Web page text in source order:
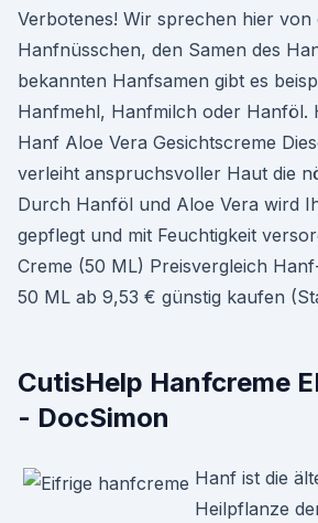
Verbotenes! Wir sprechen hier von
Hanfnüsschen, den Samen des
bekannten Hanfsamen gibt es
Hanfmehl, Hanfmilch oder Hanföl.
Hanf Aloe Vera Gesichtscreme
verleiht anspruchsvoller Haut die
Durch Hanföl und Aloe Vera wird
gepflegt und mit Feuchtigkeit
Creme (50 ML) Preisvergleich
50 ML ab 9,53 € günstig kaufen
CutisHelp Hanfcreme
- DocSimon
Hanf ist die
Heilpflanze